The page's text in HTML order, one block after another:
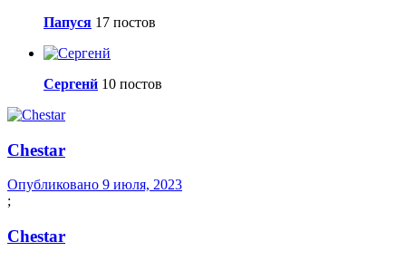
Папуся 17 постов
Сергенй 10 постов
Сhestar
Опубликовано 9 июля, 2023
;
Сhestar